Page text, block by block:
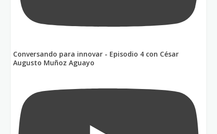
Conversando para innovar - Episodio 4 con César
Augusto Muñoz Aguayo